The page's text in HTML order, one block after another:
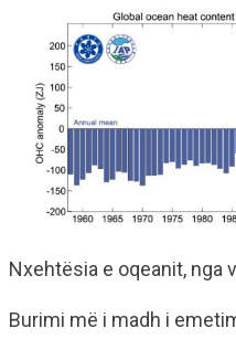
Nxehtësia e oqeanit, nga
Burimi më i madh i